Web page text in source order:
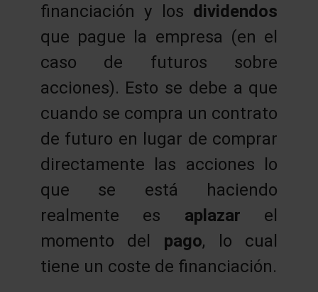
financiación y los dividendos
que pague la empresa (en el
caso de futuros sobre
acciones). Esto se debe a que
cuando se compra un contrato
de futuro en lugar de comprar
directamente las acciones lo
que se está haciendo
realmente es aplazar el
momento del pago, lo cual
tiene un coste de financiación.